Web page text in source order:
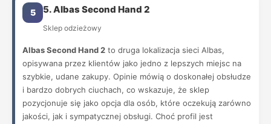
5 5. Albas Second Hand 2
Sklep odzieżowy
Albas Second Hand 2 to druga lokalizacja sieci Albas,
opisywana przez klientów jako jedno z lepszych miejsc na
szybkie, udane zakupy. Opinie mówią o doskonałej obsłudze
i bardzo dobrych ciuchach, co wskazuje, że sklep
pozycjonuje się jako opcja dla osób, które oczekują zarówno
jakości, jak i sympatycznej obsługi. Choć profil jest